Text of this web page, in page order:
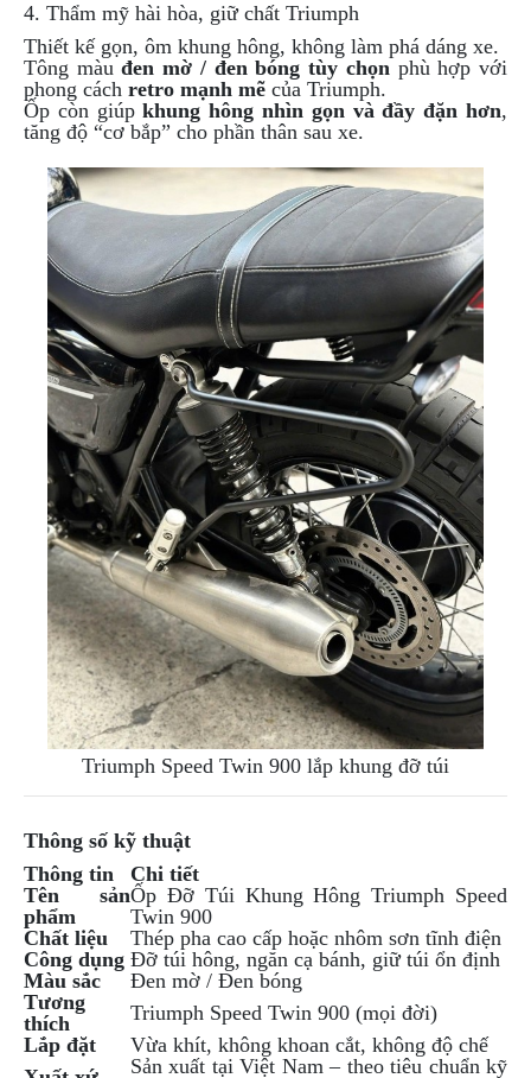
PHỤ
KIỆN
PHƯỢT
ĐỒ
CHƠI
MOTO
PHỤ
KIỆN
MBIKER
HCM
SẢN
PHẨM
MỚI
BLOG
PHƯỢT
LIÊN
HỆ
HƯỚNG
DẪN
MUA
HÀNG
4. Thẩm mỹ hài hòa, giữ chất Triumph
Thiết kế gọn, ôm khung hông, không làm phá dáng xe.
Tông màuđen mờ / đen bóng tùy chọnphù hợp với
phong cách retro mạnh mẽ của Triumph.
Ốp còn giúpkhung hông nhìn gọn và đầy đặn hơn,
tăng độ “cơ bắp” cho phần thân sau xe.
Triumph Speed Twin 900 lắp khung đỡ túi
Thông số kỹ thuật
Thông tin
Chi tiết
Tên sản
phẩm
Ốp Đỡ Túi Khung Hông Triumph Speed
Twin 900
Chất liệu
Thép pha cao cấp hoặc nhôm sơn tĩnh điện
Công dụng Đỡ túi hông, ngăn cạ bánh, giữ túi ổn định
Màu sắc
Đen mờ / Đen bóng
Tương
thích
Triumph Speed Twin 900 (mọi đời)
Lắp đặt
Vừa khít, không khoan cắt, không độ chế
Sản xuất tại Việt Nam – theo tiêu chuẩn kỹ